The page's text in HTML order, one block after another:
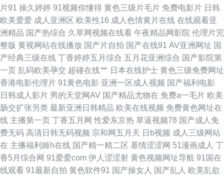
人妻在线国产精品 抖阴免费网页 久草福利在线免费 九一成人版网页版成人
91青草视频网 国产精品一二三区啪啪 日韩一级视频 91黑料网站入口
www91中文 亚洲精品99久久 日朝精品BB 91破处在线观看 精品伦A片视频
午夜福利久久 91加福利 国产福利白浆AV 欧美日韩中文字幕 91导航国产 97
日韩 精品久久九 日韩精品久久精品 91网页破解免费 先锋资源无码av 91精
品白虎在线观看 91精品伊人超碰 AV黑福利色导航 久久99国产精品99 国产
精品自拍区 91制片在线观看 青青草青草操 91福利视频广场 91av视频福利国
片91 操久婷婷 91视频你懂得 黄色三级片毛片 免费电影片 日韩
欧美爱爱 成人亚洲区 欧美性16 成人色情黄片在线 在线观看亚
洲精品 国产热综合 久草网视频在线看 午夜精品网影院 伦理片完
整版 黄视网站在线播放 国产片自拍 国产在线91 AV亚洲网址 国
产经典三级在线 丁香婷婷五月综合 五月花亚洲综合 国产影院第
一页 乱码欧美孕交 超碰在线艹 日本在线护士 黄色三级免费网址
香港电影伦理片 91黄色电影 亚洲一区成人视频 国产福利电影
日韩成人影片 男的天堂网AV 国产精品尤物在 免费a一毛片 欧美
肠交扩张另类 最新亚洲日韩精品 欧美在线视频 免费黄色网址在
线 主播第一页 丁香五月网 性爱东京热 草逼视频78 国产成人免
费无码 高清日韩无码视频 宗和网五月天 日b视频 成人三级网站
在 主播福利姬h在线 国产精一精二区 基情涩涩网 51漫画成人 丁
香5月综合网 91爱爱com 伊人涩涩射 黄色视频网址导航 91国在
线观看 91最新自拍 黄色软件91 国产操女人 国产乱人 欧美乱欲